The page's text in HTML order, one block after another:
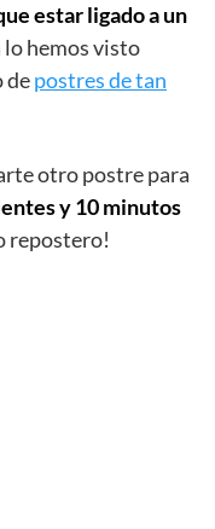
estar ligado a un
lo hemos visto
depostres de tan
otro postre para
y 10 minutos
repostero!